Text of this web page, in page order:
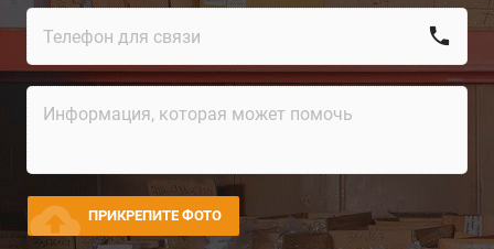
call
cloud_upload ПРИКРЕПИТЕ ФОТО